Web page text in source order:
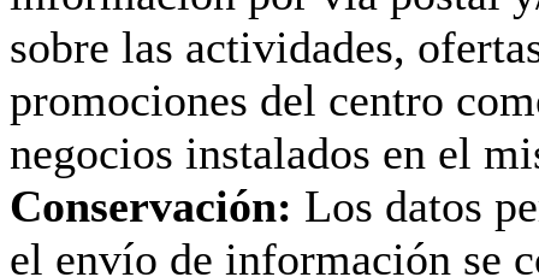
sobre las actividades,
promociones del centro
negocios instalados en el
Conservación: Los datos
el envío de información se